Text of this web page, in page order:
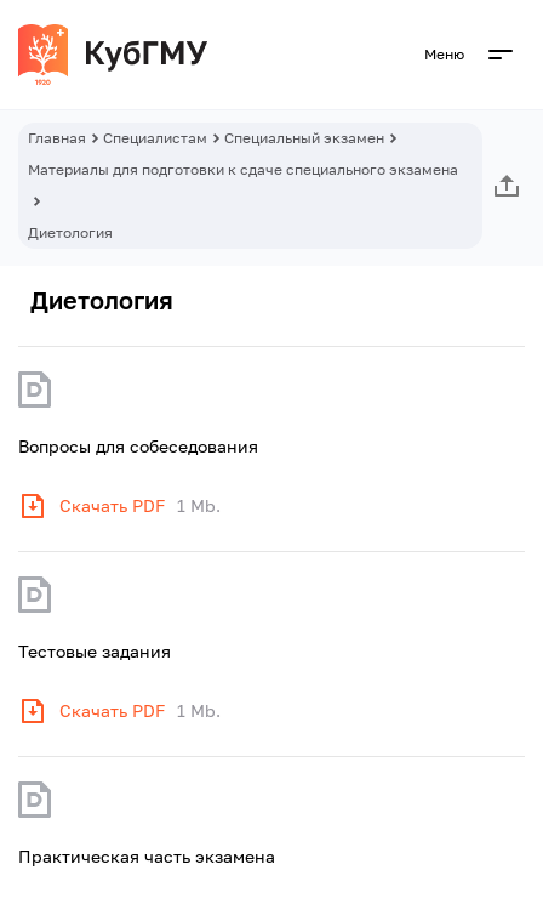
Меню
Главная Специалистам
Специальный экзамен
Материалы для подготовки к сдаче специального экзамена
Диетология
Диетология
Вопросы для собеседования
Скачать PDF 1 Mb.
Тестовые задания
Скачать PDF 1 Mb.
Практическая часть экзамена